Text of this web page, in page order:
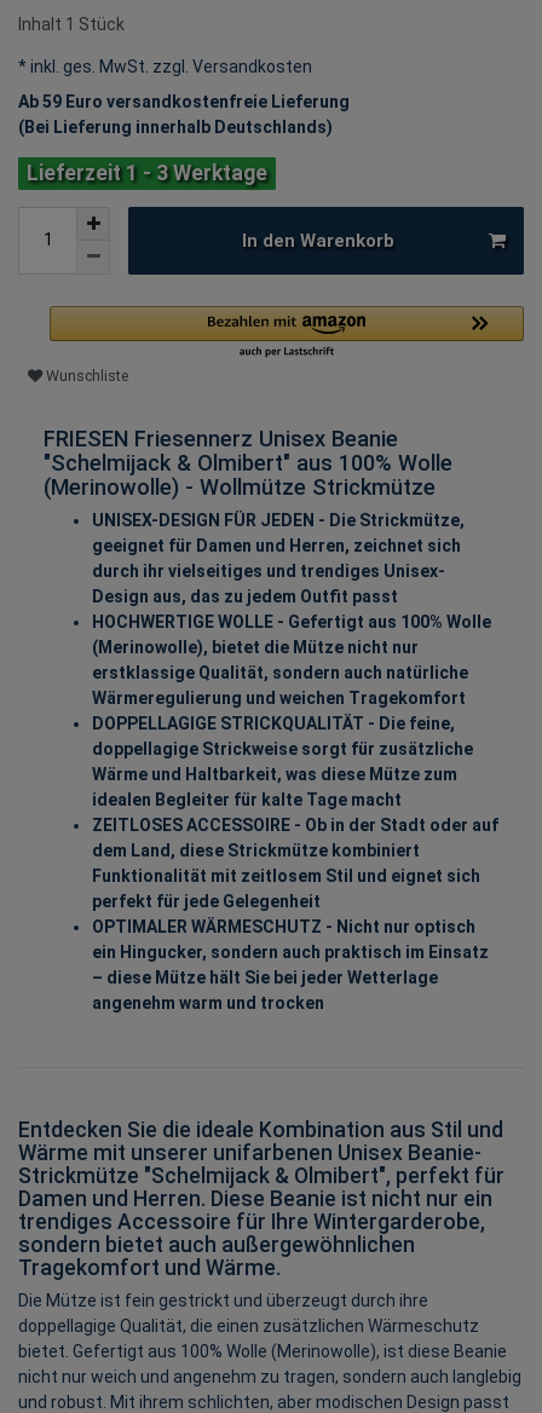
Inhalt 1 Stück
* inkl. ges. MwSt. zzgl.
Versandkosten
Ab 59 Euro versandkostenfreie Lieferung
(Bei Lieferung innerhalb Deutschlands)
Lieferzeit 1 - 3 Werktage
In den Warenkorb
Wunschliste
FRIESEN Friesennerz Unisex Beanie
"Schelmijack & Olmibert" aus 100% Wolle
(Merinowolle) - Wollmütze Strickmütze
UNISEX-DESIGN FÜR JEDEN - Die Strickmütze,
geeignet für Damen und Herren, zeichnet sich
durch ihr vielseitiges und trendiges Unisex-
Design aus, das zu jedem Outfit passt
HOCHWERTIGE WOLLE - Gefertigt aus 100% Wolle
(Merinowolle), bietet die Mütze nicht nur
erstklassige Qualität, sondern auch natürliche
Wärmeregulierung und weichen Tragekomfort
DOPPELLAGIGE STRICKQUALITÄT - Die feine,
doppellagige Strickweise sorgt für zusätzliche
Wärme und Haltbarkeit, was diese Mütze zum
idealen Begleiter für kalte Tage macht
ZEITLOSES ACCESSOIRE - Ob in der Stadt oder auf
dem Land, diese Strickmütze kombiniert
Funktionalität mit zeitlosem Stil und eignet sich
perfekt für jede Gelegenheit
OPTIMALER WÄRMESCHUTZ - Nicht nur optisch
ein Hingucker, sondern auch praktisch im Einsatz
– diese Mütze hält Sie bei jeder Wetterlage
angenehm warm und trocken
Entdecken Sie die ideale Kombination aus Stil und
Wärme mit unserer unifarbenen Unisex Beanie-
Strickmütze "Schelmijack & Olmibert", perfekt für
Damen und Herren. Diese Beanie ist nicht nur ein
trendiges Accessoire für Ihre Wintergarderobe,
sondern bietet auch außergewöhnlichen
Tragekomfort und Wärme.
Die Mütze ist fein gestrickt und überzeugt durch ihre
doppellagige Qualität, die einen zusätzlichen Wärmeschutz
bietet. Gefertigt aus 100% Wolle (Merinowolle), ist diese Beanie
nicht nur weich und angenehm zu tragen, sondern auch langlebig
und robust. Mit ihrem schlichten, aber modischen Design passt